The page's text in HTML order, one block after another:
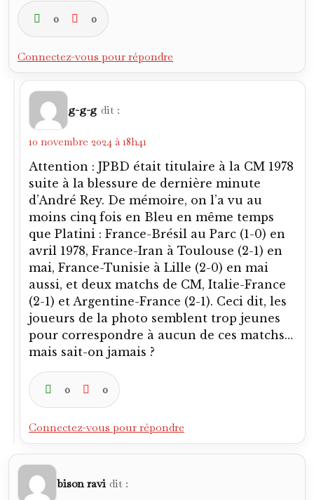
0 0
Connectez-vous pour répondre
g-g-g dit :
10 novembre 2024 à 18h41
Attention : JPBD était titulaire à la CM 1978
suite à la blessure de dernière minute
d’André Rey. De mémoire, on l’a vu au
moins cinq fois en Bleu en même temps
que Platini : France-Brésil au Parc (1-0) en
avril 1978, France-Iran à Toulouse (2-1) en
mai, France-Tunisie à Lille (2-0) en mai
aussi, et deux matchs de CM, Italie-France
(2-1) et Argentine-France (2-1). Ceci dit, les
joueurs de la photo semblent trop jeunes
pour correspondre à aucun de ces matchs…
mais sait-on jamais ?
0 0
Connectez-vous pour répondre
bison ravi dit :